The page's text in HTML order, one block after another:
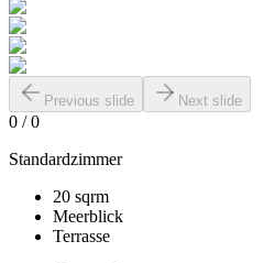
Previous slide Next slide
0 /0
Standardzimmer
20 sqrm
Meerblick
Terrasse